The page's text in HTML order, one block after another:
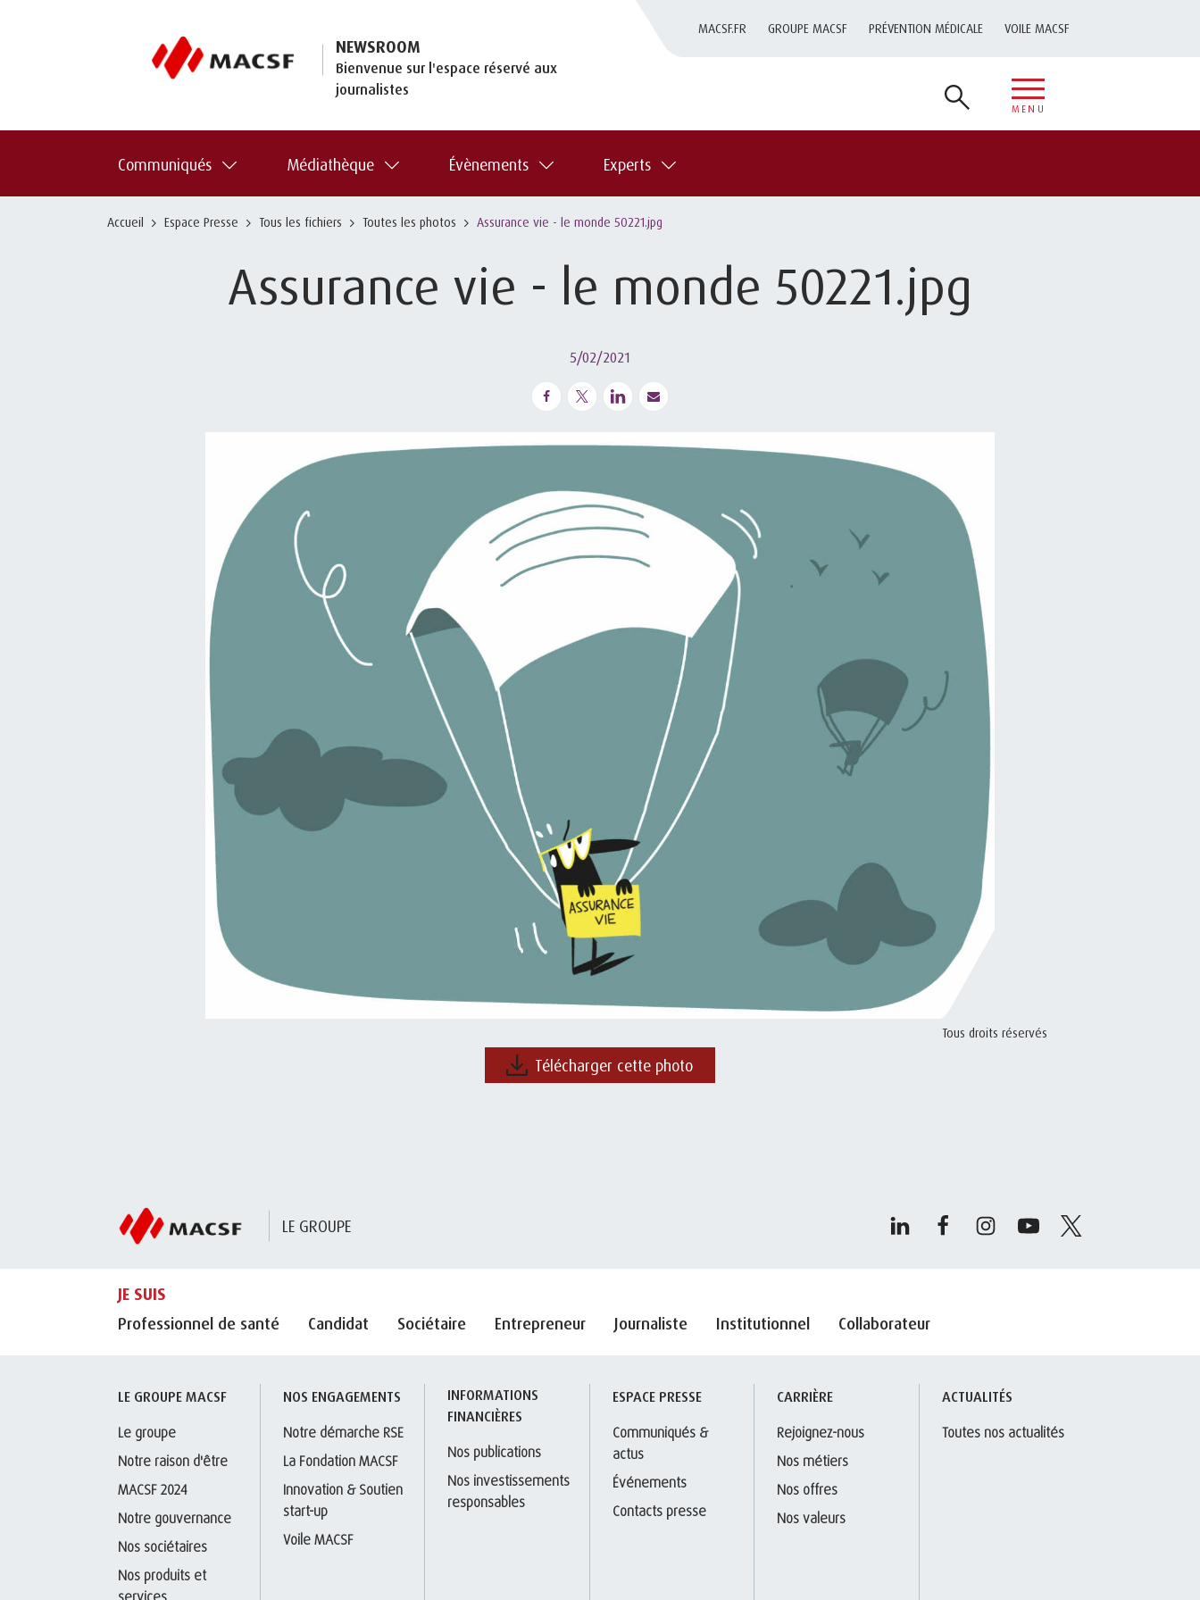
NEWSROOM
Bienvenue sur l'espace réservé aux
journalistes
MACSF.FR GROUPE MACSF PRÉVENTION MÉDICALE VOILE MACSF
MENU
Communiqués Médiathèque Évènements Experts
Accueil Espace Presse Tous les fichiers Toutes les photos Assurance vie - le monde 50221.jpg
Assurance vie - le monde 50221.jpg
5/02/2021
Tous droits réservés
Télécharger cette photo
LE GROUPE
JE SUIS
Professionnel de santé
Candidat Sociétaire Entrepreneur Journaliste Institutionnel Collaborateur
LE GROUPE MACSF
Le groupe
Notre raison d'être
MACSF 2024
Notre gouvernance
Nos sociétaires
Nos produits et
NOS ENGAGEMENTS
Notre démarche RSE
La Fondation MACSF
Innovation & Soutien
start-up
Voile MACSF
INFORMATIONS
FINANCIÈRES
Nos publications
Nos investissements
responsables
ESPACE PRESSE
Communiqués &
actus
Événements
Contacts presse
CARRIÈRE
Rejoignez-nous
Nos métiers
Nos offres
Nos valeurs
ACTUALITÉS
Toutes nos actualités